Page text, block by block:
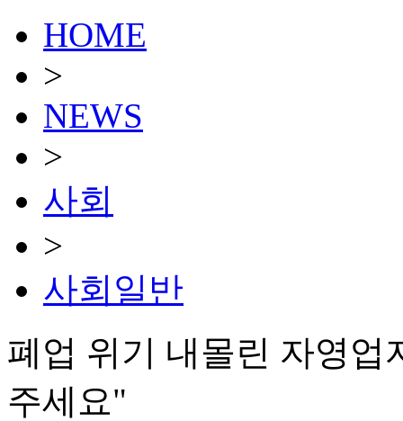
HOME
>
NEWS
>
사회
>
사회일반
폐업 위기 내몰린 자영
주세요"